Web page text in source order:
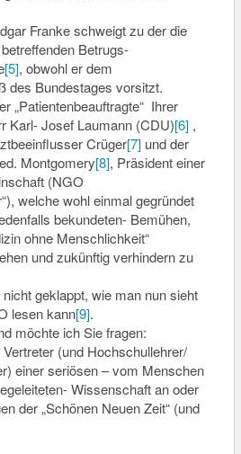
Franke schweigt zu der die
Betrugs-
[5], obwohl er dem
des Bundestages vorsitzt.
„Patientenbeauftragte“ Ihrer
Karl- Josef Laumann (CDU)[6],
Crüger[7]und der
Montgomery[8], Präsident einer
(NGO
welche wohl einmal gegründet
bekundeten- Bemühen,
ohne Menschlichkeit“
und zukünftig verhindern zu
geklappt, wie man nun sieht
lesen kann[9].
möchte ich Sie fragen:
(und Hochschullehrer/
einer seriösen – vom Menschen
Wissenschaft an oder
der „Schönen Neuen Zeit“ (und